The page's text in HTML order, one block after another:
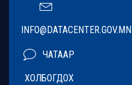
INFO@DATACENTER.GOV.MN
ЧАТААР
ХОЛБОГДОХ